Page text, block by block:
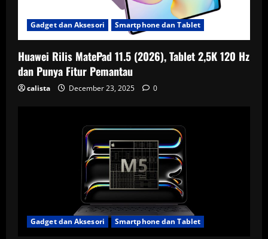
Gadget dan Aksesori Smartphone dan Tablet
Huawei Rilis MatePad 11.5 (2026), Tablet 2,5K 120 Hz
dan Punya Fitur Pemantau
calista December 23, 2025 0
Gadget dan Aksesori Smartphone dan Tablet